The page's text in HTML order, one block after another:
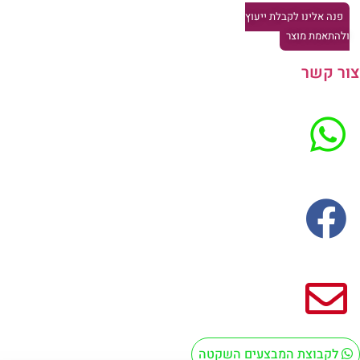
פנה אלינו לקבלת ייעוץ
מוצר
קשר
לקבוצת המבצעים השקטה